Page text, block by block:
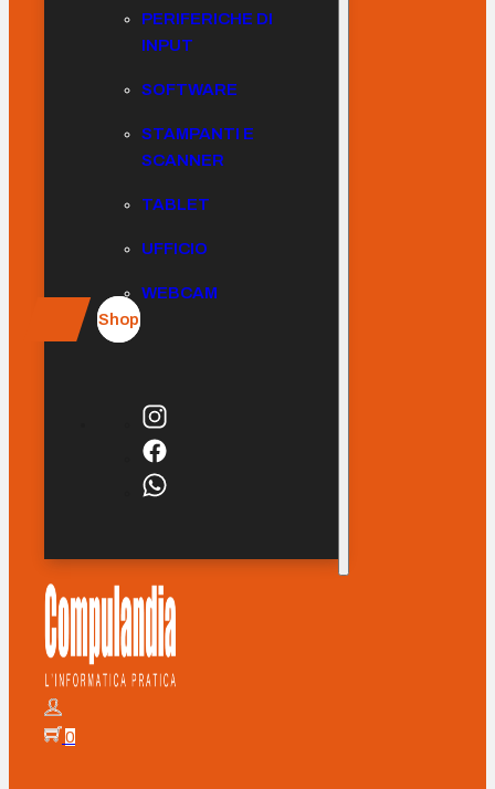
PERIFERICHE DI
INPUT
SOFTWARE
STAMPANTI E
SCANNER
TABLET
UFFICIO
WEBCAM
Shop
0